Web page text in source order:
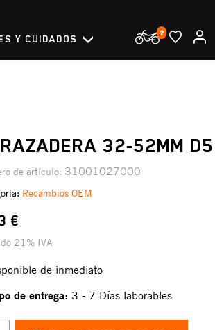
Y CUIDADOS
32-52MM D5
de artículo: 31001027000
Recambios OEM
€
21% IVA
de inmediato
de entrega: 3 - 7 Días laborables